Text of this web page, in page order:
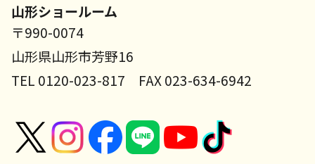
山形ショールーム
〒990-0074
山形県山形市芳野16
TEL 0120-023-817 FAX 023-634-6942